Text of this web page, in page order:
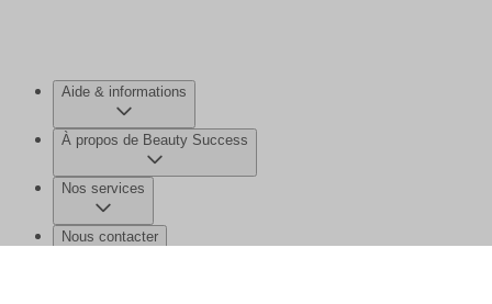
Aide & informations
À propos de Beauty Success
Nos services
Nous contacter